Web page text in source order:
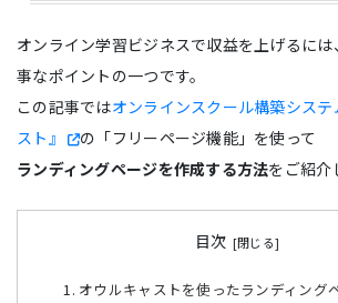
オンライン学習ビジネスで収益を上げるに
事なポイントの一つです。
この記事ではオンラインスクール構築システ
スト』
の「フリーページ機能」を使って
ランディングページを作成する方法をご紹介
目次
オウルキャストを使ったランディング